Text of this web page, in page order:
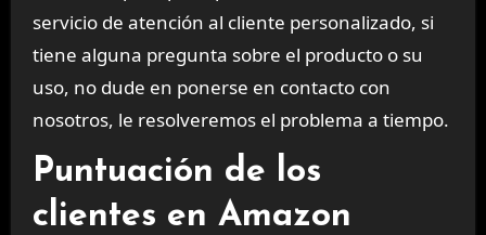
servicio de atención al cliente personalizado, si
tiene alguna pregunta sobre el producto o su
uso, no dude en ponerse en contacto con
nosotros, le resolveremos el problema a tiempo.
Puntuación de los
clientes en Amazon